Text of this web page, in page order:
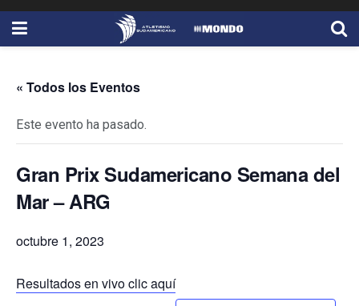
« Todos los Eventos
Este evento ha pasado.
Gran Prix Sudamericano Semana del
Mar – ARG
octubre 1, 2023
Resultados en vivo clic aquí